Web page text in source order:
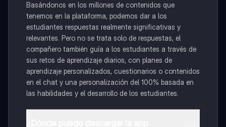
Basándonos en los millones de contenidos que
tenemos en la plataforma, podemos dar a los
estudiantes respuestas realmente significativas y
relevantes. Pero no se trata solo de respuestas, el
compañero también guía a los estudiantes a través de
sus retos de aprendizaje diarios, con planes de
aprendizaje personalizados, cuestionarios o contenidos
en el chat y una personalización del 100% basada en
las habilidades y el desarrollo de los estudiantes.